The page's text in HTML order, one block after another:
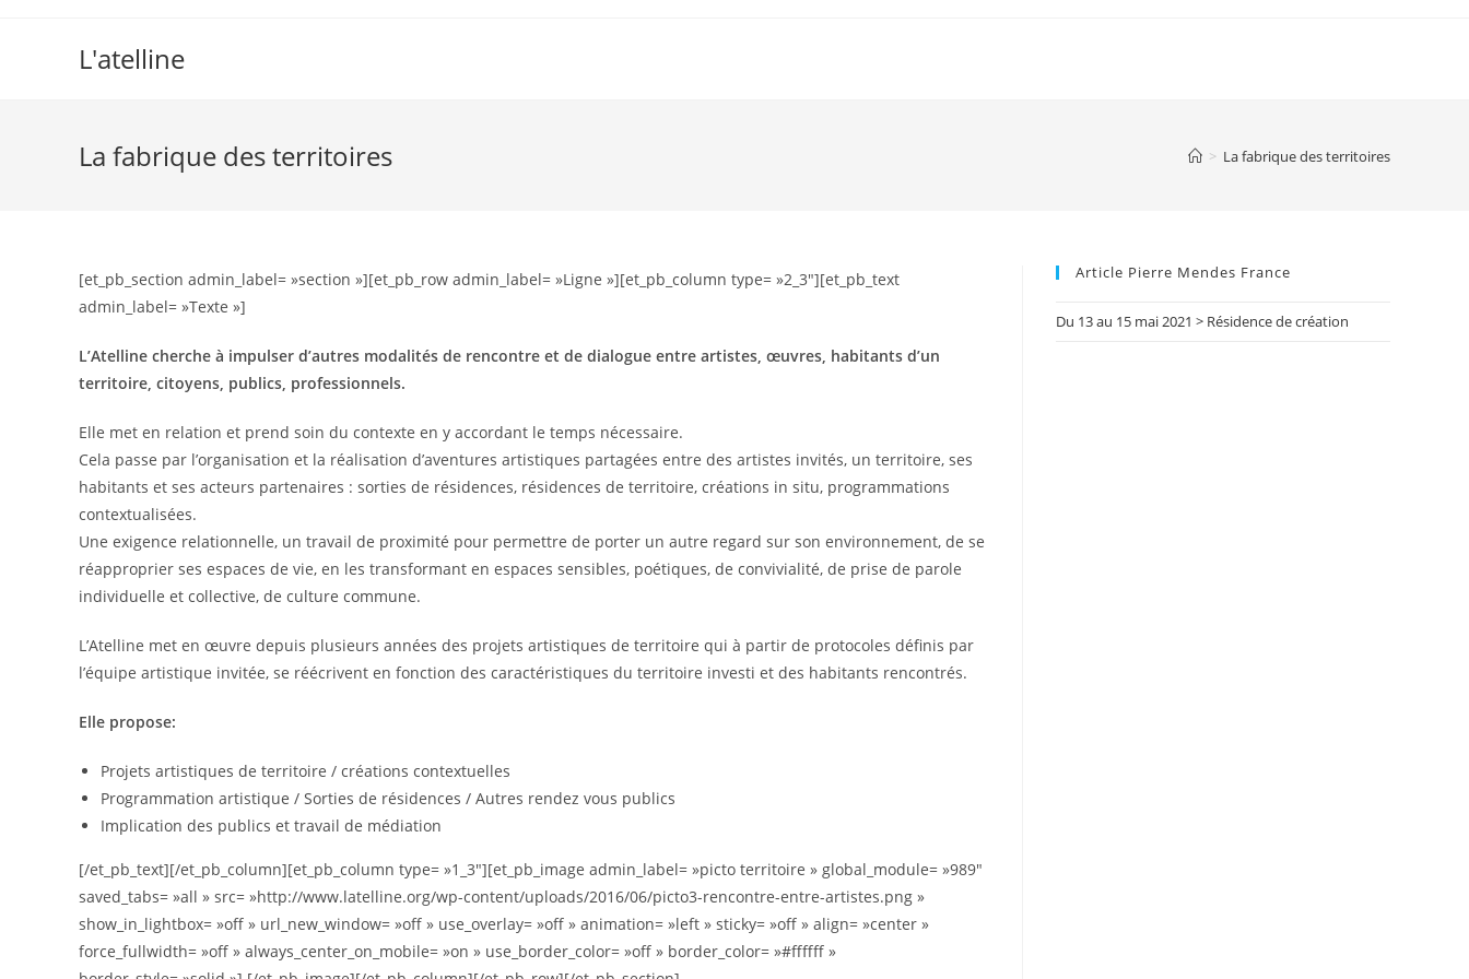
L'atelline
La fabrique des territoires > La fabrique des territoires
[et_pb_section admin_label= »section »][et_pb_row admin_label= »Ligne »][et_pb_column type= »2_3″][et_pb_text
admin_label= »Texte »]
L’Atelline cherche à impulser d’autres modalités de rencontre et de dialogue entre artistes, œuvres, habitants d’un
territoire, citoyens, publics, professionnels.
Elle met en relation et prend soin du contexte en y accordant le temps nécessaire.
Cela passe par l’organisation et la réalisation d’aventures artistiques partagées entre des artistes invités, un territoire, ses
habitants et ses acteurs partenaires : sorties de résidences, résidences de territoire, créations in situ, programmations
contextualisées.
Une exigence relationnelle, un travail de proximité pour permettre de porter un autre regard sur son environnement, de se
réapproprier ses espaces de vie, en les transformant en espaces sensibles, poétiques, de convivialité, de prise de parole
individuelle et collective, de culture commune.
L’Atelline met en œuvre depuis plusieurs années des projets artistiques de territoire qui à partir de protocoles définis par
l’équipe artistique invitée, se réécrivent en fonction des caractéristiques du territoire investi et des habitants rencontrés.
Elle propose:
Projets artistiques de territoire / créations contextuelles
Programmation artistique / Sorties de résidences / Autres rendez vous publics
Implication des publics et travail de médiation
[/et_pb_text][/et_pb_column][et_pb_column type= »1_3″][et_pb_image admin_label= »picto territoire » global_module= »989″
saved_tabs= »all » src= »http://www.latelline.org/wp-content/uploads/2016/06/picto3-rencontre-entre-artistes.png »
show_in_lightbox= »off » url_new_window= »off » use_overlay= »off » animation= »left » sticky= »off » align= »center »
force_fullwidth= »off » always_center_on_mobile= »on » use_border_color= »off » border_color= »#ffffff »
Article Pierre Mendes France
Du 13 au 15 mai 2021 > Résidence de création